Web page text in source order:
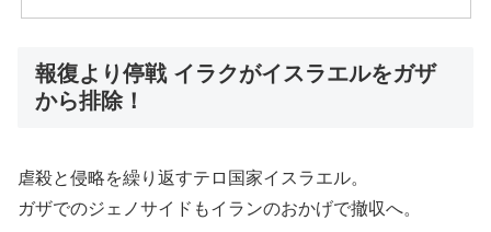
報復より停戦 イラクがイスラエルをガザ
から排除！
虐殺と侵略を繰り返すテロ国家イスラエル。
ガザでのジェノサイドもイランのおかげで撤収へ。